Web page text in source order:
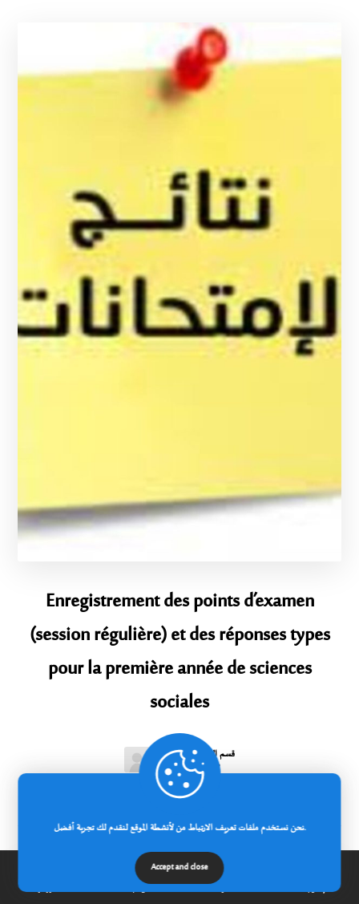
Enregistrement des points d’examen
(session régulière) et des réponses types
pour la première année de sciences
sociales
قسم العلوم الاجتماعية
2025-05-22
الرئيسية عن الجامعة مدونة إتصل بنا
نحن نستخدم ملفات تعريف الارتباط من لأنشطة الموقع لنقدم لك تجربة أفضل.
Accept and close